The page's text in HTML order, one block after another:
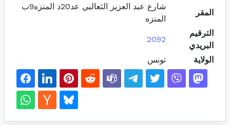
المقر
شارع عبد العزيز الثعالبي عد20د المنزه9ب
المنزه
الترقيم
البريدي
2092
الولاية تونس